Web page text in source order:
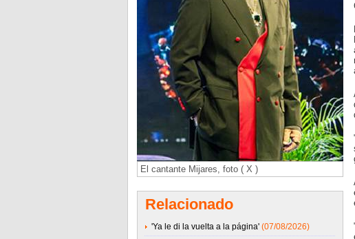
El cantante Mijares, foto ( X )
Relacionado
'Ya le di la vuelta a la página' (07/08/2026)